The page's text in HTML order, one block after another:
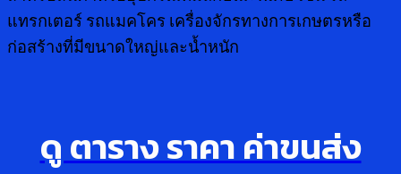
แทรกเตอร์ รถแมคโคร เครื่องจักรทางการเกษตรหรือ
ก่อสร้างที่มีขนาดใหญ่และน้ำหนัก
ดู ตาราง ราคา ค่าขนส่ง